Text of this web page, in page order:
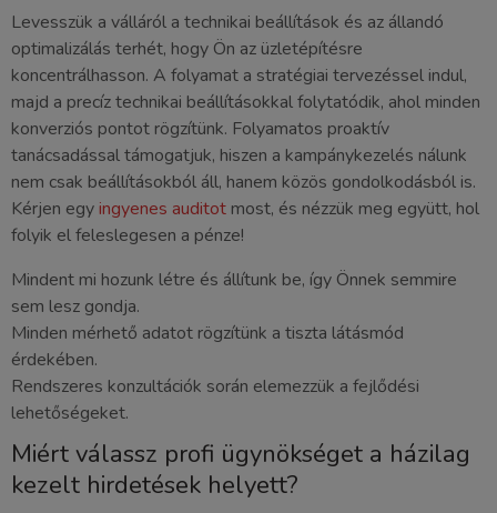
Levesszük a válláról a technikai beállítások és az állandó
optimalizálás terhét, hogy Ön az üzletépítésre
koncentrálhasson. A folyamat a stratégiai tervezéssel indul,
majd a precíz technikai beállításokkal folytatódik, ahol minden
konverziós pontot rögzítünk. Folyamatos proaktív
tanácsadással támogatjuk, hiszen a kampánykezelés nálunk
nem csak beállításokból áll, hanem közös gondolkodásból is.
Kérjen egyingyenes auditot most, és nézzük meg együtt, hol
folyik el feleslegesen a pénze!
Mindent mi hozunk létre és állítunk be, így Önnek semmire
sem lesz gondja.
Minden mérhető adatot rögzítünk a tiszta látásmód
érdekében.
Rendszeres konzultációk során elemezzük a fejlődési
lehetőségeket.
Miért válassz profi ügynökséget a házilag
kezelt hirdetések helyett?